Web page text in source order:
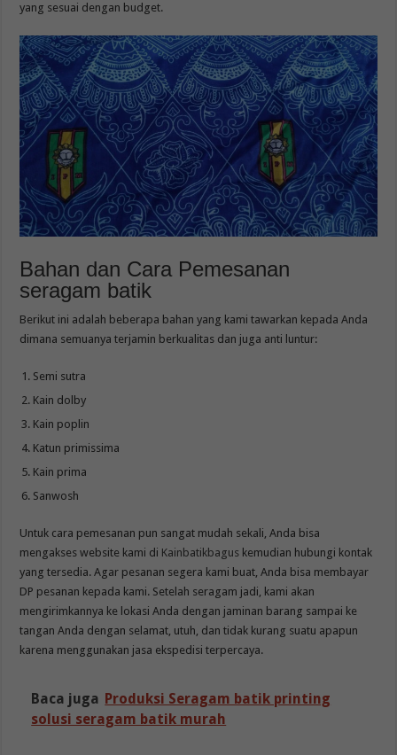
yang sesuai dengan budget.
Bahan dan Cara Pemesanan
seragam batik
Berikut ini adalah beberapa bahan yang kami tawarkan kepada Anda
dimana semuanya terjamin berkualitas dan juga anti luntur:
Semi sutra
Kain dolby
Kain poplin
Katun primissima
Kain prima
Sanwosh
Untuk cara pemesanan pun sangat mudah sekali, Anda bisa
mengakses website kami di Kainbatikbagus kemudian hubungi kontak
yang tersedia. Agar pesanan segera kami buat, Anda bisa membayar
DP pesanan kepada kami. Setelah seragam jadi, kami akan
mengirimkannya ke lokasi Anda dengan jaminan barang sampai ke
tangan Anda dengan selamat, utuh, dan tidak kurang suatu apapun
karena menggunakan jasa ekspedisi terpercaya.
Baca juga Produksi Seragam batik printing
solusi seragam batik murah